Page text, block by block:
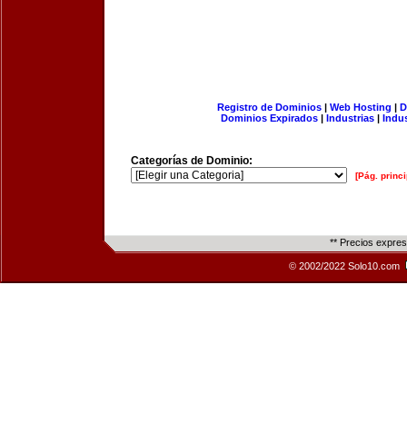
Registro de Dominios| Web Hosting |
Dominios Expirados | Industrias |
Categorías de Dominio:
[Pág.
** Precios
© 2002/2022 Solo10.com